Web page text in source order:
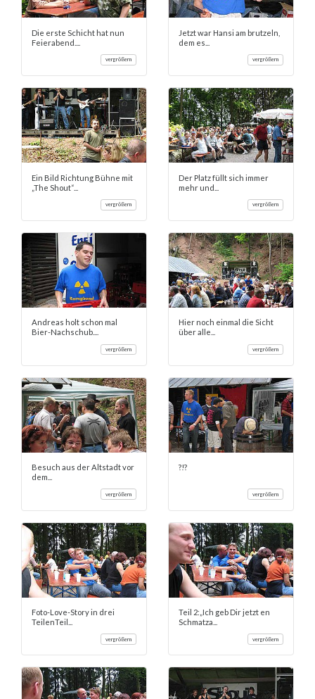
Die erste Schicht hat nun
Feierabend....
vergrößern
Jetzt war Hansi am brutzeln,
dem es...
vergrößern
Ein Bild Richtung Bühne mit
„The Shout“...
vergrößern
Der Platz füllt sich immer
mehr und...
vergrößern
Andreas holt schon mal
Bier-Nachschub....
vergrößern
Hier noch einmal die Sicht
über alle...
vergrößern
Besuch aus der Altstadt vor
dem...
vergrößern
?!?
vergrößern
Foto-Love-Story in drei
TeilenTeil...
vergrößern
Teil 2:„Ich geb Dir jetzt en
Schmatza...
vergrößern